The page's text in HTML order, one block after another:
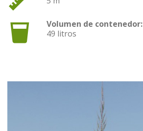
Volumen de contenedor:
49 litros